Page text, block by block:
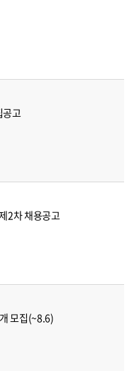
공고
2차 채용공고
모집(~8.6)